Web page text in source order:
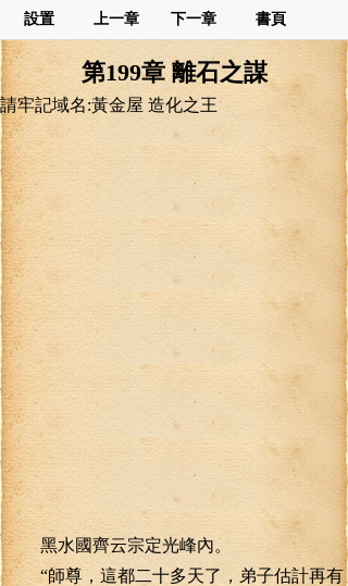
設置 上一章 下一章 書頁
第199章 離石之謀
請牢記域名:黃金屋 造化之王
黑水國齊云宗定光峰內。
“師尊，這都二十多天了，弟子估計再有